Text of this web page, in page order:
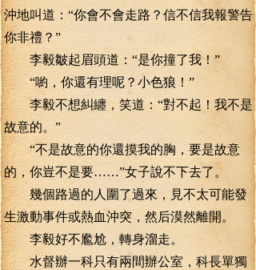
沖地叫道：“你會不會走路？信不信我報警告
你非禮？”
李毅皺起眉頭道：“是你撞了我！”
“喲，你還有理呢？小色狼！”
李毅不想糾纏，笑道：“對不起！我不是
故意的。”
“不是故意的你還摸我的胸，要是故意
的，你豈不是要……”女子說不下去了。
幾個路過的人圍了過來，見不太可能發
生激動事件或熱血沖突，然后漠然離開。
李毅好不尷尬，轉身溜走。
水督辦一科只有兩間辦公室，科長單獨